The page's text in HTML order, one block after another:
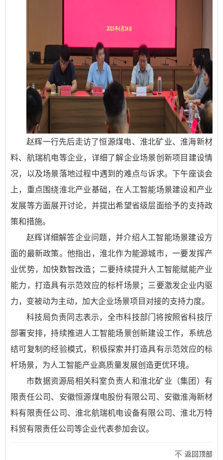
赵辉一行先后走访了恒源煤电、淮北矿业、淮海新材
料、航瑞机电等企业，详细了解企业场景创新项目建设情
况，以及场景落地过程中遇到的难点与诉求。下午座谈会
上，重点围绕淮北产业基础，在人工智能场景建设和产业
发展等方面展开讨论，并提出希望省级层面给予的支持政
策和措施。
赵辉详细解答企业问题，并介绍人工智能场景建设方
面的最新政策。他指出，淮北作为能源城市，一要发挥产
业优势，加快数智改造；二要持续提升人工智能赋能产业
能力，打造具有示范效应的标杆场景；三要激发企业内驱
力，变被动为主动，加大企业场景项目对接的支持力度。
科技局负责同志表示，全市科技部门将按照省科技厅
部署安排，持续推进人工智能场景创新建设工作，系统总
结可复制的经验模式，积极探索并打造具有示范效应的标
杆场景，为人工智能产业高质量发展创造更优环境。
市数据资源局相关科室负责人和淮北矿业（集团）有
限责任公司、安徽恒源煤电股份有限公司、安徽淮海新材
料有限责任公司、淮北航瑞机电设备有限公司、淮北万特
科贸有限责任公司等企业代表参加会议。
返回顶部